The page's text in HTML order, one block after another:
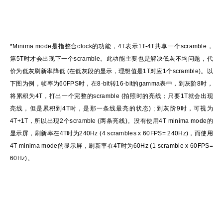
*Minima mode是指整合clock的功能，4T表示1T-4T共享一个scramble，
第5T时才会出现下一个scramble。此功能主要也是解决低灰不均问题，代
价为低灰刷新率降低 (在低灰段的显示，理想值是1T对应1个scramble)。以
下图为例，帧率为60FPS时，在8-bit转16-bit的gamma表中，到灰阶8时，
将累积为4T，打出一个完整的scramble (拍照时的亮线；只要1T就会出现
亮线，但是累积到4T时，是那一条线最亮的状态) ; 到灰阶9时，可视为
4T+1T，所以出现2个scramble (两条亮线)。没有使用4T minima mode的
显示屏，刷新率在4T时为240Hz (4 scrambles x 60FPS= 240Hz)，而使用
4T minima mode的显示屏，刷新率在4T时为60Hz (1 scramble x 60FPS=
60Hz)。